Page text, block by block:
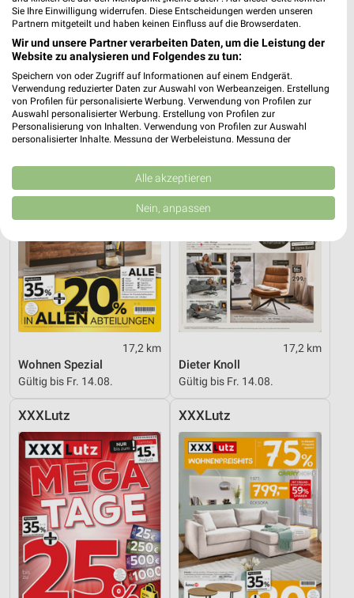
17,4 km
Hot Sommer Sale
Gültig bis Sa. 29.08.
8,4 km
Angebote ab 03.08.
Noch heute gültig
XXXLutz
17,2 km
Wohnen Spezial
Gültig bis Fr. 14.08.
XXXLutz
17,2 km
Dieter Knoll
Gültig bis Fr. 14.08.
XXXLutz XXXLutz
Sie Ihre Einwilligung widerrufen. Diese Entscheidungen werden unseren
Partnern mitgeteilt und haben keinen Einfluss auf die Browserdaten.
Wir und unsere Partner verarbeiten Daten, um die Leistung der
Website zu analysieren und Folgendes zu tun:
Speichern von oder Zugriff auf Informationen auf einem Endgerät.
Verwendung reduzierter Daten zur Auswahl von Werbeanzeigen. Erstellung
von Profilen für personalisierte Werbung. Verwendung von Profilen zur
Auswahl personalisierter Werbung. Erstellung von Profilen zur
Personalisierung von Inhalten. Verwendung von Profilen zur Auswahl
personalisierter Inhalte. Messung der Werbeleistung. Messung der
Kombinationen von Daten aus verschiedenen Quellen. Entwicklung und
Verbesserung der Angebote. Verwendung reduzierter Daten zur Auswahl
von Inhalten.
Daten können außerhalb der Europäischen Union weitergegeben und in die
USA gesendet werden.
Website/App.
Partnerliste anzeigen (1 IAB-Anbieter)
Wir nutzen Ihre Daten für folgende Zwecke:
IAB-Verarbeitungszwecke:
Speichern von oder Zugriff auf Informationen
auf einem Endgerät
Verwendung reduzierter Daten zur Auswahl von
Werbeanzeigen
Erstellung von Profilen für personalisierte
Werbung
Verwendung von Profilen zur Auswahl
personalisierter Werbung
Erstellung von Profilen zur Personalisierung
von Inhalten
Verwendung von Profilen zur Auswahl
personalisierter Inhalte
Alle akzeptieren
Nein, anpassen